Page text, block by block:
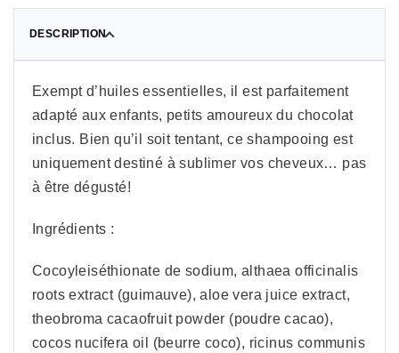
DESCRIPTION
Exempt d’huiles essentielles, il est parfaitement
adapté aux enfants, petits amoureux du chocolat
inclus. Bien qu’il soit tentant, ce shampooing est
uniquement destiné à sublimer vos cheveux… pas
à être dégusté!
Ingrédients :
Cocoyleiséthionate de sodium, althaea officinalis
roots extract (guimauve), aloe vera juice extract,
theobroma cacaofruit powder (poudre cacao),
cocos nucifera oil (beurre coco), ricinus communis